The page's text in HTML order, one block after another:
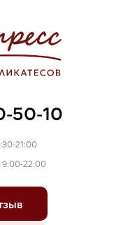
ароматизатор
смесь (соль,
250 (0,65 %), усилитель
(Е412, Е415).
50-10
21:00
9:00-22:00